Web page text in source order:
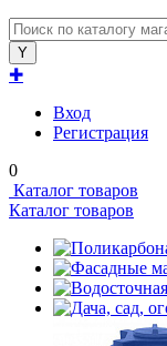
✚
Вход
Регистрация
0
Каталог товаров
Каталог товаров